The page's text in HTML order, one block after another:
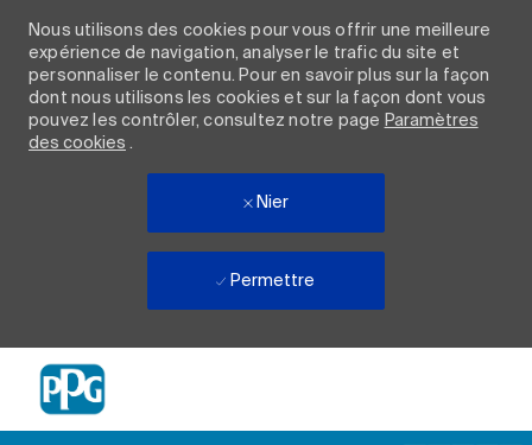
Nous utilisons des cookies pour vous offrir une meilleure
expérience de navigation, analyser le trafic du site et
personnaliser le contenu. Pour en savoir plus sur la façon
dont nous utilisons les cookies et sur la façon dont vous
pouvez les contrôler, consultez notre page Paramètres
des cookies .
Nier
Permettre